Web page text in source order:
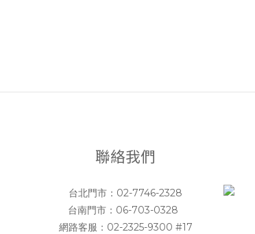
聯絡我們
台北門市： 02-7746-2328
台南門市： 06-703-0328
網路客服： 02-2325-9300 #17